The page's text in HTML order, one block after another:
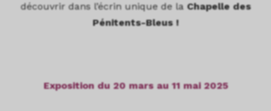
découvrir dans l’écrin unique de la Chapelle des
Pénitents-Bleus !
Exposition du 20 mars au 11 mai 2025